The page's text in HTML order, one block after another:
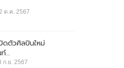
ต.ค. 2567
ปิดตัวศิลปินใหม่
...
ก.ย. 2567